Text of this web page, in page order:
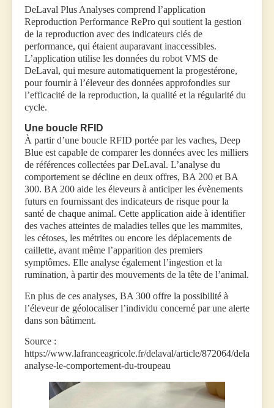
DeLaval Plus Analyses comprend l’application
Reproduction Performance RePro qui soutient la gestion
de la reproduction avec des indicateurs clés de
performance, qui étaient auparavant inaccessibles.
L’application utilise les données du robot VMS de
DeLaval, qui mesure automatiquement la progestérone,
pour fournir à l’éleveur des données approfondies sur
l’efficacité de la reproduction, la qualité et la régularité du
cycle.
Une boucle RFID
À partir d’une boucle RFID portée par les vaches, Deep
Blue est capable de comparer les données avec les milliers
de références collectées par DeLaval. L’analyse du
comportement se décline en deux offres, BA 200 et BA
300. BA 200 aide les éleveurs à anticiper les évènements
futurs en fournissant des indicateurs de risque pour la
santé de chaque animal. Cette application aide à identifier
des vaches atteintes de maladies telles que les mammites,
les cétoses, les métrites ou encore les déplacements de
caillette, avant même l’apparition des premiers
symptômes. Elle analyse également l’ingestion et la
rumination, à partir des mouvements de la tête de l’animal.
En plus de ces analyses, BA 300 offre la possibilité à
l’éleveur de géolocaliser l’individu concerné par une alerte
dans son bâtiment.
Source :
https://www.lafranceagricole.fr/delaval/article/872064/delaval-
analyse-le-comportement-du-troupeau